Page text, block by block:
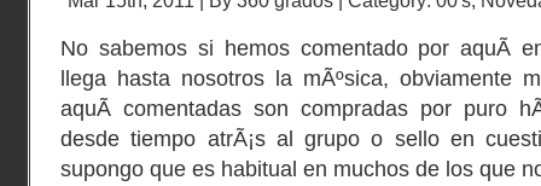
No sabemos si hemos comentado por aquÃ­
llega hasta nosotros la mÃºsica, obviamente
aquÃ­ comentadas son compradas por puro
desde tiempo atrÃ¡s al grupo o sello en
supongo que es habitual en muchos de los que